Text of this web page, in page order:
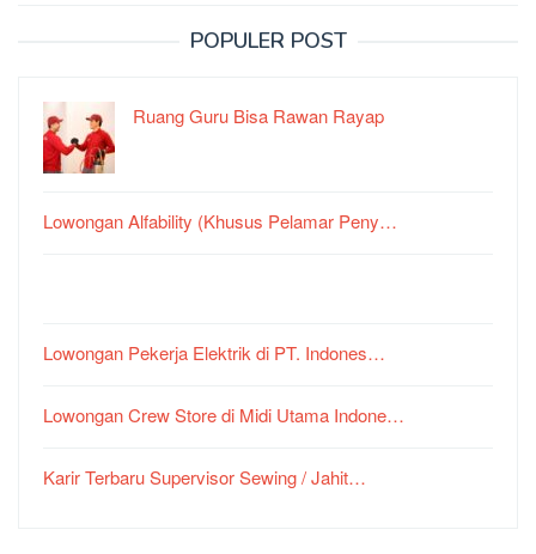
POPULER POST
Ruang Guru Bisa Rawan Rayap
Lowongan Alfability (Khusus Pelamar Peny…
Lowongan Pekerja Elektrik di PT. Indones…
Lowongan Crew Store di Midi Utama Indone…
Karir Terbaru Supervisor Sewing / Jahit…